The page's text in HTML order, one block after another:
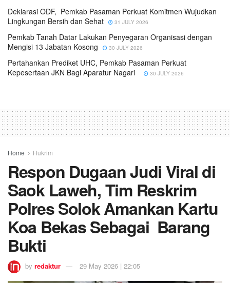
Deklarasi ODF, Pemkab Pasaman Perkuat Komitmen Wujudkan
Lingkungan Bersih dan Sehat
31 JULY 2026
Pemkab Tanah Datar Lakukan Penyegaran Organisasi dengan
Mengisi 13 Jabatan Kosong
30 JULY 2026
Pertahankan Prediket UHC, Pemkab Pasaman Perkuat
Kepesertaan JKN Bagi Aparatur Nagari
30 JULY 2026
Home Hukrim
Respon Dugaan Judi Viral di
Saok Laweh, Tim Reskrim
Polres Solok Amankan Kartu
Koa Bekas Sebagai Barang
Bukti
by redaktur 29 May 2026 | 22:05